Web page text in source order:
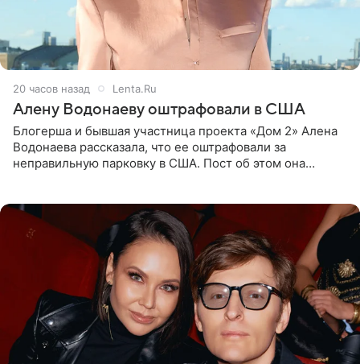
20 часов назад Lenta.Ru
Алену Водонаеву оштрафовали в США
Блогерша и бывшая участница проекта «Дом 2» Алена
Водонаева рассказала, что ее оштрафовали за
неправильную парковку в США. Пост об этом она